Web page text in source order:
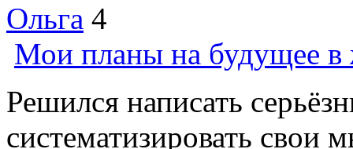
Ольга 4
Мои планы на будущее в
Решился написать
систематизировать свои